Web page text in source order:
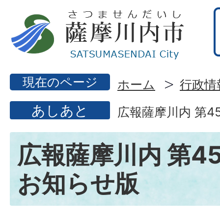
現在のページ ホーム 行政情
あしあと 広報薩摩川内 第
広報薩摩川内 第
お知らせ版